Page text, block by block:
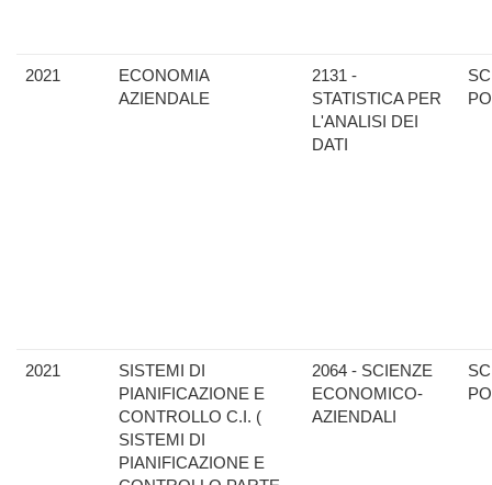
2021
ECONOMIA
AZIENDALE
2131 -
STATISTICA PER
L'ANALISI DEI
DATI
2021
SISTEMI DI
PIANIFICAZIONE E
CONTROLLO C.I. (
SISTEMI DI
PIANIFICAZIONE E
2064 - SCIENZE
ECONOMICO-
AZIENDALI